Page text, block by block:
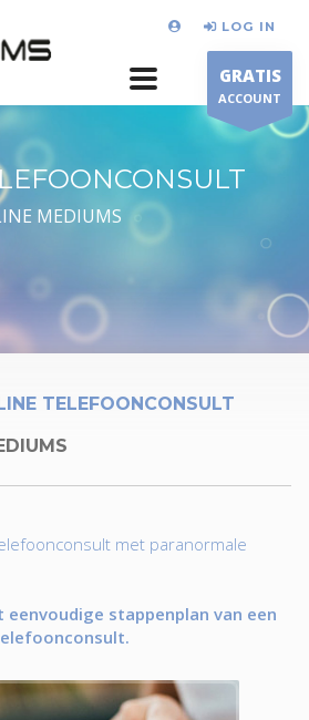
LOG IN
GRATIS
ACCOUNT
MEDIUMS
TELEFOONCONSULT
met paranormale
stappenplan van een